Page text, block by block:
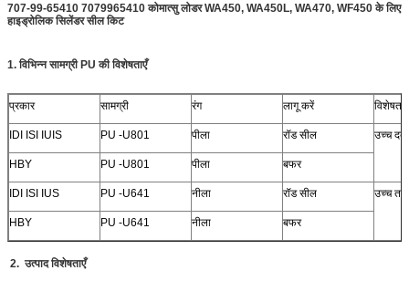
707-99-65410 7079965410 कोमात्सु लोडर WA450, WA450L, WA470, WF450 के लिए
हाइड्रोलिक सिलेंडर सील किट
1. विभिन्न सामग्री PU की विशेषताएँ
प्रकार सामग्री रंग लागू करें
IDI ISI IUIS PU -U801 पीला रॉड सील उच्च
HBY PU -U801 पीला बफर
IDI ISI IUS PU -U641 नीला रॉड सील उच्च
HBY PU -U641 नीला बफर
2. उत्पादविशेषताएँ